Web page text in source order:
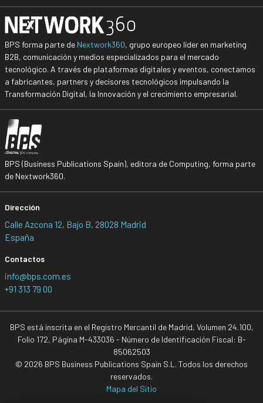
BPS forma parte de Nextwork360, grupo europeo líder en marketing
B2B, comunicación y medios especializados para el mercado
tecnológico. A través de plataformas digitales y eventos, conectamos
a fabricantes, partners y decisores tecnológicos impulsando la
Transformación Digital, la Innovación y el crecimiento empresarial.
BPS (Business Publications Spain), editora de Computing, forma parte
de Nextwork360.
Dirección
Calle Azcona 12, Bajo B, 28028 Madrid
España
Contactos
info@bps.com.es
+91 313 79 00
BPS está inscrita en el Registro Mercantil de Madrid, Volumen 24.100,
Folio 172, Página M-433036 - Número de Identificación Fiscal: B-
85062503
© 2026 BPS Business Publications Spain S.L. Todos los derechos
reservados.
Mapa del Sitio